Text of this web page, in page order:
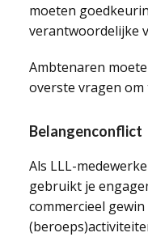
moeten
verantwoordelijke
Ambtenaren
overste vragen
Belangenconflict
Als LLL-
gebruikt je
commercieel